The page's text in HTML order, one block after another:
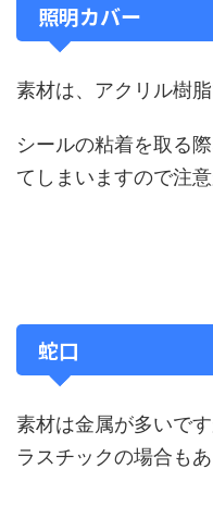
照明カバー
素材は、アクリル樹脂
シールの粘着を取る
てしまいますので注意
蛇口
素材は金属が多いで
ラスチックの場合もあ